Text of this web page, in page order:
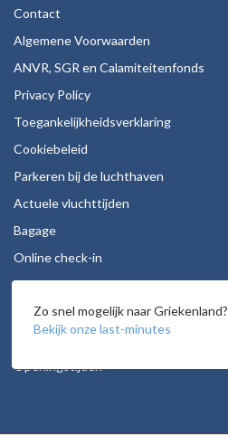
Contact
Algemene Voorwaarden
ANVR, SGR en Calamiteitenfonds
Privacy Policy
Toegankelijkheidsverklaring
Cookiebeleid
Parkeren bij de luchthaven
Actuele vluchttijden
Bagage
Online check-in
Stoelreservering
Autohuur
Vacatures
Openingstijden
Zo snel mogelijk naar Griekenland?
Bekijk onze last-minutes